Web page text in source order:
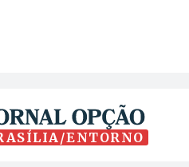
ENTORNO